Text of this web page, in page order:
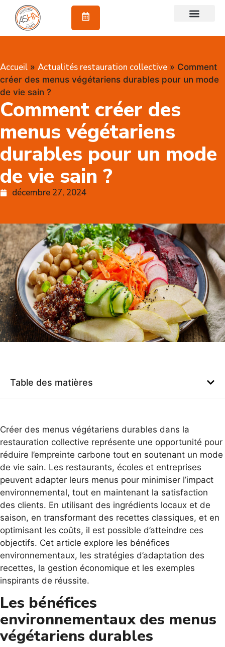
Accueil » Actualités restauration collective » Comment
créer des menus végétariens durables pour un mode
de vie sain ?
Comment créer des
menus végétariens
durables pour un mode
de vie sain ?
décembre 27, 2024
Table des matières
Créer des menus végétariens durables dans la
restauration collective représente une opportunité pour
réduire l’empreinte carbone tout en soutenant un mode
de vie sain. Les restaurants, écoles et entreprises
peuvent adapter leurs menus pour minimiser l’impact
environnemental, tout en maintenant la satisfaction
des clients. En utilisant des ingrédients locaux et de
saison, en transformant des recettes classiques, et en
optimisant les coûts, il est possible d’atteindre ces
objectifs. Cet article explore les bénéfices
environnementaux, les stratégies d’adaptation des
recettes, la gestion économique et les exemples
inspirants de réussite.
Les bénéfices
environnementaux des menus
végétariens durables